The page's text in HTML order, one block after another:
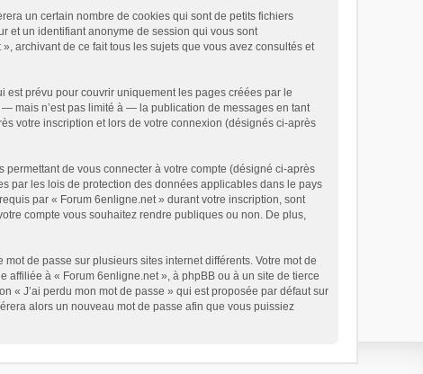
un certain nombre de cookies qui sont de petits fichiers
et un identifiant anonyme de session qui vous sont
archivant de ce fait tous les sujets que vous avez consultés et
prévu pour couvrir uniquement les pages créées par le
mais n’est pas limité à — la publication de messages en tant
votre inscription et lors de votre connexion (désignés ci-après
de vous connecter à votre compte (désigné ci-après
par les lois de protection des données applicables dans le pays
par « Forum 6enligne.net » durant votre inscription, sont
compte vous souhaitez rendre publiques ou non. De plus,
de passe sur plusieurs sites internet différents. Votre mot de
affiliée à « Forum 6enligne.net », à phpBB ou à un site de tierce
« J’ai perdu mon mot de passe » qui est proposée par défaut sur
alors un nouveau mot de passe afin que vous puissiez